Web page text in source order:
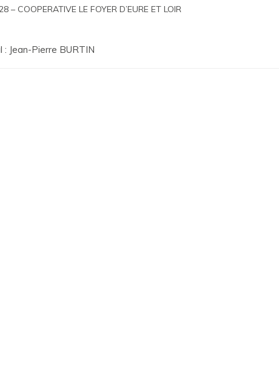
Jean-Pierre BURTIN
– COOPERATIVE LE FOYER D’EURE ET LOIR